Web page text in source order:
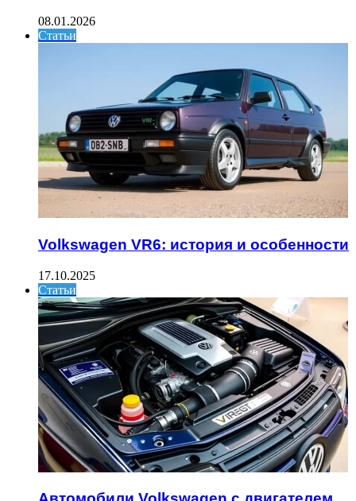
08.01.2026
Статьи
Volkswagen VR6: история и особенности
17.10.2025
Статьи